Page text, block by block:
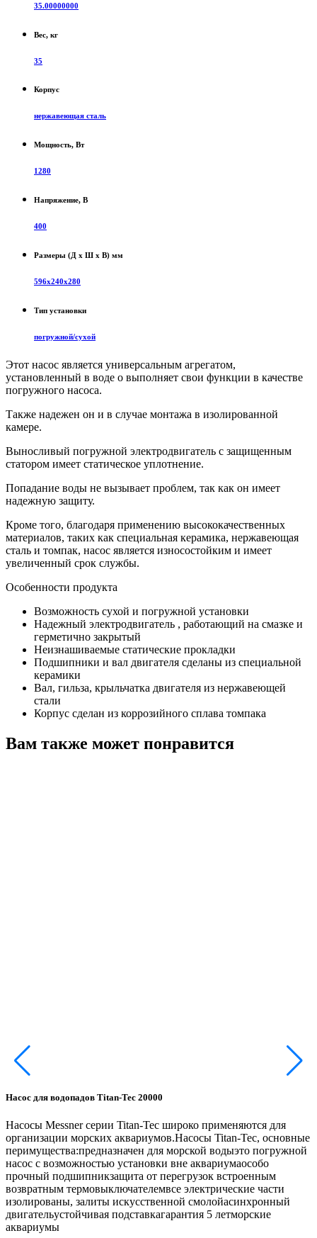
35.00000000
Вес, кг
35
Корпус
нержавеющая сталь
Мощность, Вт
1280
Напряжение, В
400
Размеры (Д х Ш х В) мм
596х240х280
Тип установки
погружной/сухой
Этот насос является универсальным агрегатом,
установленный в воде о выполняет свои функции в качестве
погружного насоса.
Также надежен он и в случае монтажа в изолированной
камере.
Выносливый погружной электродвигатель с защищенным
статором имеет статическое уплотнение.
Попадание воды не вызывает проблем, так как он имеет
надежную защиту.
Кроме того, благодаря применению высококачественных
материалов, таких как специальная керамика, нержавеющая
сталь и томпак, насос является износостойким и имеет
увеличенный срок службы.
Особенности продукта
Возможность сухой и погружной установки
Надежный электродвигатель , работающий на смазке и
герметично закрытый
Неизнашиваемые статические прокладки
Подшипники и вал двигателя сделаны из специальной
керамики
Вал, гильза, крыльчатка двигателя из нержавеющей
стали
Корпус сделан из коррозийного сплава томпака
Вам также может понравится
Насос для водопадов Titan-Tec 20000
Насосы Messner серии Titan-Tec широко применяются для
организации морских аквариумов.Насосы Titan-Tec, основные
перимущества:предназначен для морской водыэто погружной
насос с возможностью установки вне аквариумаособо
прочный подшипникзащита от перегрузок встроенным
возвратным термовыключателемвсе электрические части
изолированы, залиты искусственной смолойасинхронный
двигательустойчивая подставкагарантия 5 летморские
аквариумы